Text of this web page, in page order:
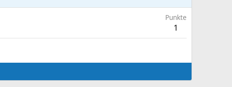
Punkte
1